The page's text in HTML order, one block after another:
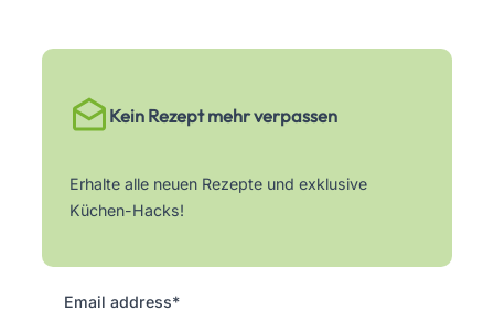
Kein Rezept mehr verpassen
Erhalte alle neuen Rezepte und exklusive
Küchen-Hacks!
Email address*